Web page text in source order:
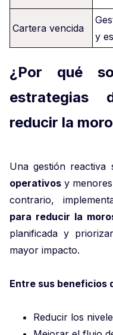
Cartera vencida
y
¿Por qué
estrategias
reducir la
Una gestión reactiva
operativos y
contrario,
para reducir la
planificada y
mayor impacto.
Entre sus beneficios
Reducir los